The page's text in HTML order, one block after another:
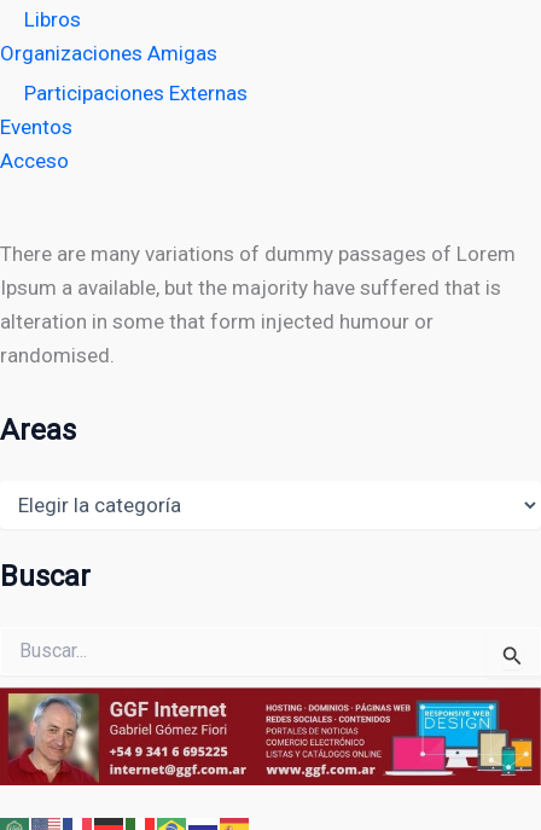
Libros
Organizaciones Amigas
Participaciones Externas
Eventos
Acceso
There are many variations of dummy passages of Lorem
Ipsum a available, but the majority have suffered that is
alteration in some that form injected humour or
randomised.
Areas
Buscar
por: